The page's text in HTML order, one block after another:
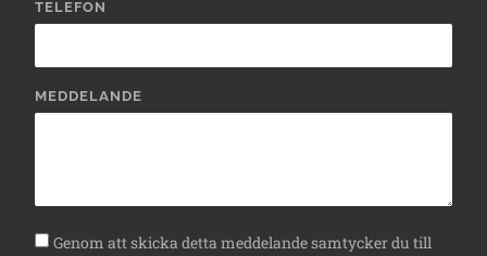
TELEFON
MEDDELANDE
Genom att skicka detta meddelande samtycker du till